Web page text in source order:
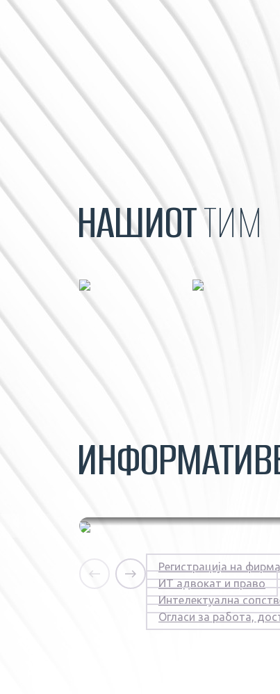
НАШИОТТИМ
Енергетика и
обновлива
во Македонија |
Правни
Регистрација на фирма
ИТ адвокат и право
Интелектуална
Огласи за работа,